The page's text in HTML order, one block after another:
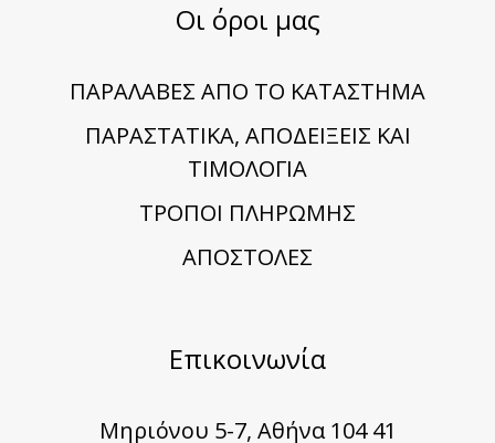
Οι όροι μας
ΠΑΡΑΛΑΒΕΣ ΑΠΟ ΤΟ ΚΑΤΑΣΤΗΜΑ
ΠΑΡΑΣΤΑΤΙΚΑ, ΑΠΟΔΕΙΞΕΙΣ ΚΑΙ
ΤΙΜΟΛΟΓΙΑ
TΡΟΠΟΙ ΠΛΗΡΩΜΗΣ
ΑΠΟΣΤΟΛΕΣ
Επικοινωνία
Μηριόνου 5-7, Αθήνα 104 41